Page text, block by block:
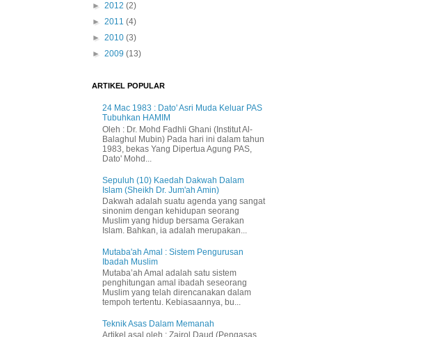
► 2012 (2)
► 2011 (4)
► 2010 (3)
► 2009 (13)
ARTIKEL POPULAR
24 Mac 1983 : Dato' Asri Muda Keluar PAS
Tubuhkan HAMIM
Oleh : Dr. Mohd Fadhli Ghani (Institut Al-
Balaghul Mubin) Pada hari ini dalam tahun
1983, bekas Yang Dipertua Agung PAS,
Dato' Mohd...
Sepuluh (10) Kaedah Dakwah Dalam
Islam (Sheikh Dr. Jum'ah Amin)
Dakwah adalah suatu agenda yang sangat
sinonim dengan kehidupan seorang
Muslim yang hidup bersama Gerakan
Islam. Bahkan, ia adalah merupakan...
Mutaba'ah Amal : Sistem Pengurusan
Ibadah Muslim
Mutaba’ah Amal adalah satu sistem
penghitungan amal ibadah seseorang
Muslim yang telah direncanakan dalam
tempoh tertentu. Kebiasaannya, bu...
Teknik Asas Dalam Memanah